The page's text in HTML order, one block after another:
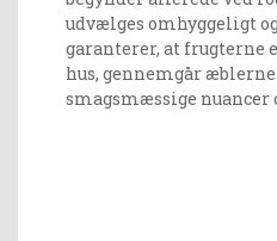
udvælges omhyggeligt
garanterer, at frugterne
hus, gennemgår
smagsmæssige nuancer